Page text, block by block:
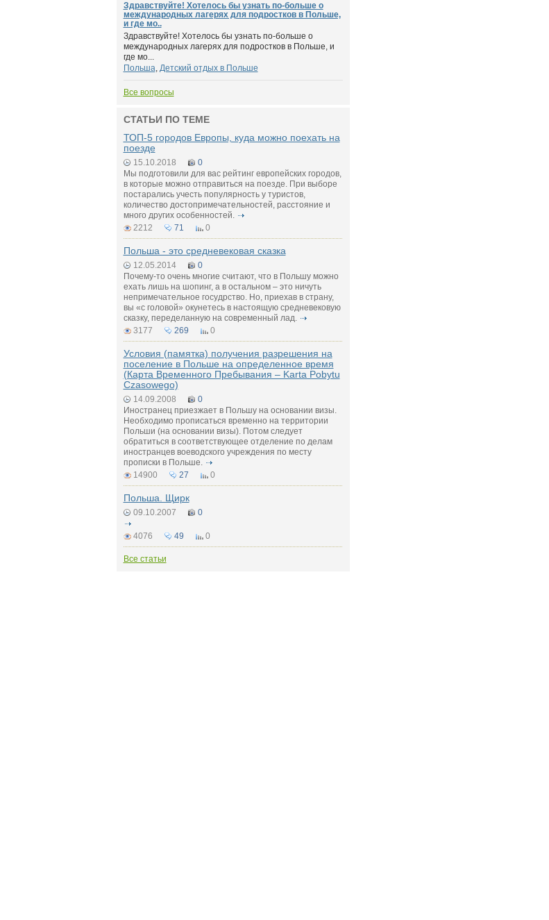
Здравствуйте! Хотелось бы узнать по-больше о
международных лагерях для подростков в Польше,
и где мо..
Здравствуйте! Хотелось бы узнать по-больше о
международных лагерях для подростков в Польше, и
где мо...
Польша, Детский отдых в Польше
Все вопросы
СТАТЬИ ПО ТЕМЕ
ТОП-5 городов Европы, куда можно поехать на
поезде
15.10.2018
0
Мы подготовили для вас рейтинг европейских городов,
в которые можно отправиться на поезде. При выборе
постарались учесть популярность у туристов,
количество достопримечательностей, расстояние и
много других особенностей.
2212
71 0
Польша - это средневековая сказка
12.05.2014
0
Почему-то очень многие считают, что в Польшу можно
ехать лишь на шопинг, а в остальном – это ничуть
непримечательное госудрство. Но, приехав в страну,
вы «с головой» окунетесь в настоящую средневековую
сказку, переделанную на современный лад.
3177
269 0
Условия (памятка) получения разрешения на
поселение в Польше на определенное время
(Карта Временного Пребывания – Karta Pobytu
Czasowego)
14.09.2008
0
Иностранец приезжает в Польшу на основании визы.
Необходимо прописаться временно на территории
Польши (на основании визы). Потом следует
обратиться в соответствующее отделение по делам
иностранцев воеводского учреждения по месту
прописки в Польше.
14900
27 0
Польша. Щирк
09.10.2007 0
4076 49 0
Все статьи